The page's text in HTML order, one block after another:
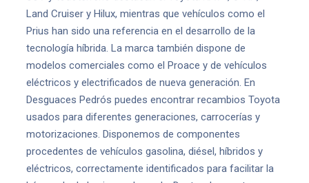
Land Cruiser y Hilux, mientras que vehículos como el
Prius han sido una referencia en el desarrollo de la
tecnología híbrida. La marca también dispone de
modelos comerciales como el Proace y de vehículos
eléctricos y electrificados de nueva generación. En
Desguaces Pedrós puedes encontrar recambios Toyota
usados para diferentes generaciones, carrocerías y
motorizaciones. Disponemos de componentes
procedentes de vehículos gasolina, diésel, híbridos y
eléctricos, correctamente identificados para facilitar la